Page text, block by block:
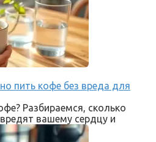
пить кофе без вреда для
Разбираемся, сколько
вашему сердцу и